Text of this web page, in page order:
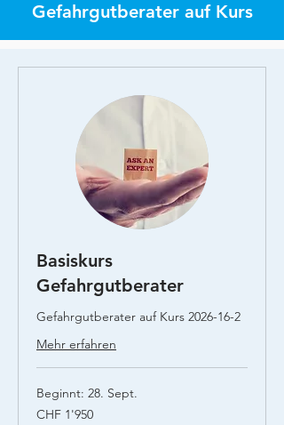
Gefahrgutberater auf Kurs
Basiskurs
Gefahrgutberater
Gefahrgutberater auf Kurs 2026-16-2
Mehr erfahren
Beginnt: 28. Sept.
1'950
Schweizer
CHF 1'950